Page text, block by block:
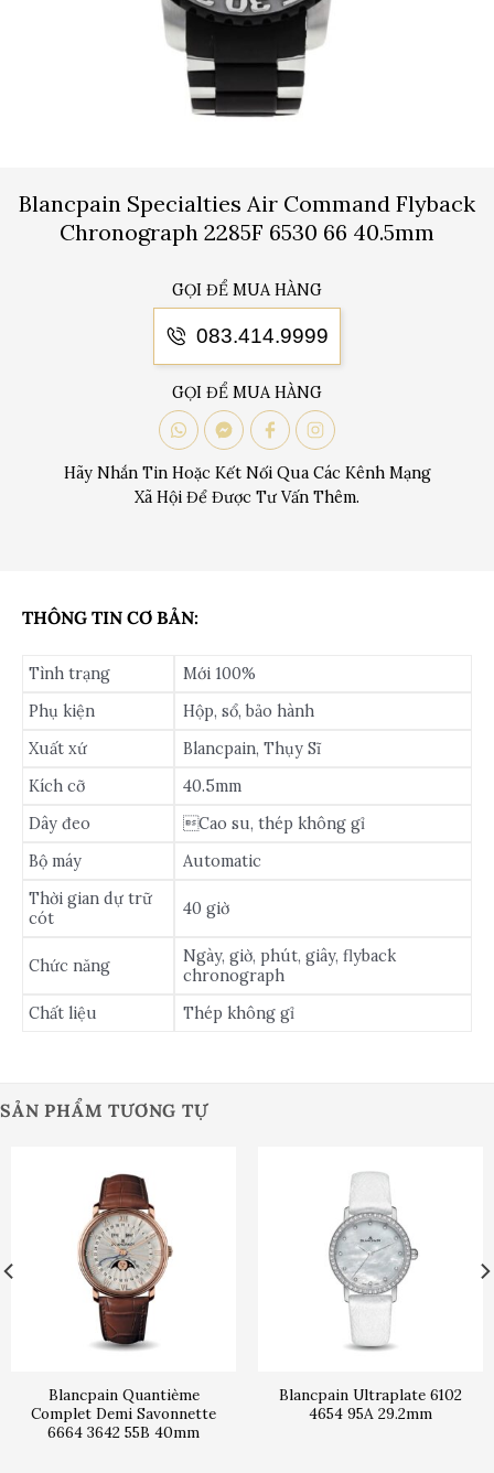
Blancpain Specialties Air Command Flyback
Chronograph 2285F 6530 66 40.5mm
GỌI ĐỂ MUA HÀNG
083.414.9999
GỌI ĐỂ MUA HÀNG
Hãy Nhắn Tin Hoặc Kết Nối Qua Các Kênh Mạng
Xã Hội Để Được Tư Vấn Thêm.
THÔNG TIN CƠ BẢN:
Tình trạng
Mới 100%
Phụ kiện
Hộp, sổ, bảo hành
Xuất xứ
Blancpain, Thụy Sĩ
Kích cỡ
40.5mm
Dây đeo
Cao su, thép không gỉ
Bộ máy
Automatic
Thời gian dự trữ
cót
40 giờ
Chức năng
Ngày, giờ, phút, giây, flyback
chronograph
Chất liệu
Thép không gỉ
SẢN PHẨM TƯƠNG TỰ
Blancpain Quantième
Complet Demi Savonnette
6664 3642 55B 40mm
Blancpain Ultraplate 6102
4654 95A 29.2mm